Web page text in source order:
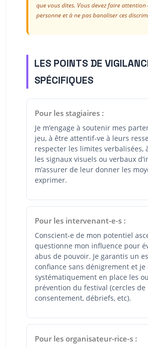
que vous dites. Vous devez faire attention
personne et à ne pas banaliser ces
LES POINTS DE
SPÉCIFIQUES
Pour les stagiaires :
Je m’engage à soutenir mes
jeu, à être attentif-ve à leurs
respecter les limites verbalisées,
les signaux visuels ou verbaux
m’assurer de leur donner les
exprimer.
Pour les intervenant-e-s :
Conscient-e de mon potentiel
questionne mon influence pour
abus de pouvoir. Je garantis un
confiance sans dénigrement et je
systématiquement en place les
prévention du festival (cercles de
consentement, débriefs, etc).
Pour les organisateur-rice-s :